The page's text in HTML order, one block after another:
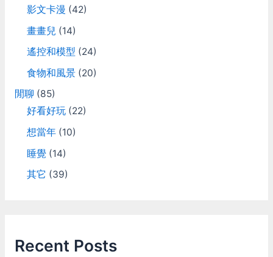
位置會不一樣(用力回饋作
跟畫面不同步，所以死點的
了。 這種等級的賽車模擬
器不應該有這種問題才對，
我後來沒有繼續去鑽研這個
問題，也許有什麼地方還需
要調整也說不定。 力回饋
靜止不動的時候輪胎對地面
的磨擦力有作出來，起步之
後方向盤才會變輕，這部份
作的很正確。 我用T300方
下，大部份車開起來都覺得
候，左右拉扯的力道又像石
頭一直撞來撞去，好像以前
影文卡漫 (42)
畫畫兒 (14)
遙控和模型 (24)
食物和風景(20)
閒聊 (85)
好看好玩(22)
想當年(10)
睡覺(14)
其它 (39)
Recent Posts